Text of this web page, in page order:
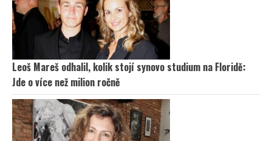
Leoš Mareš odhalil, kolik stojí synovo studium na Floridě:
Jde o více než milion ročně